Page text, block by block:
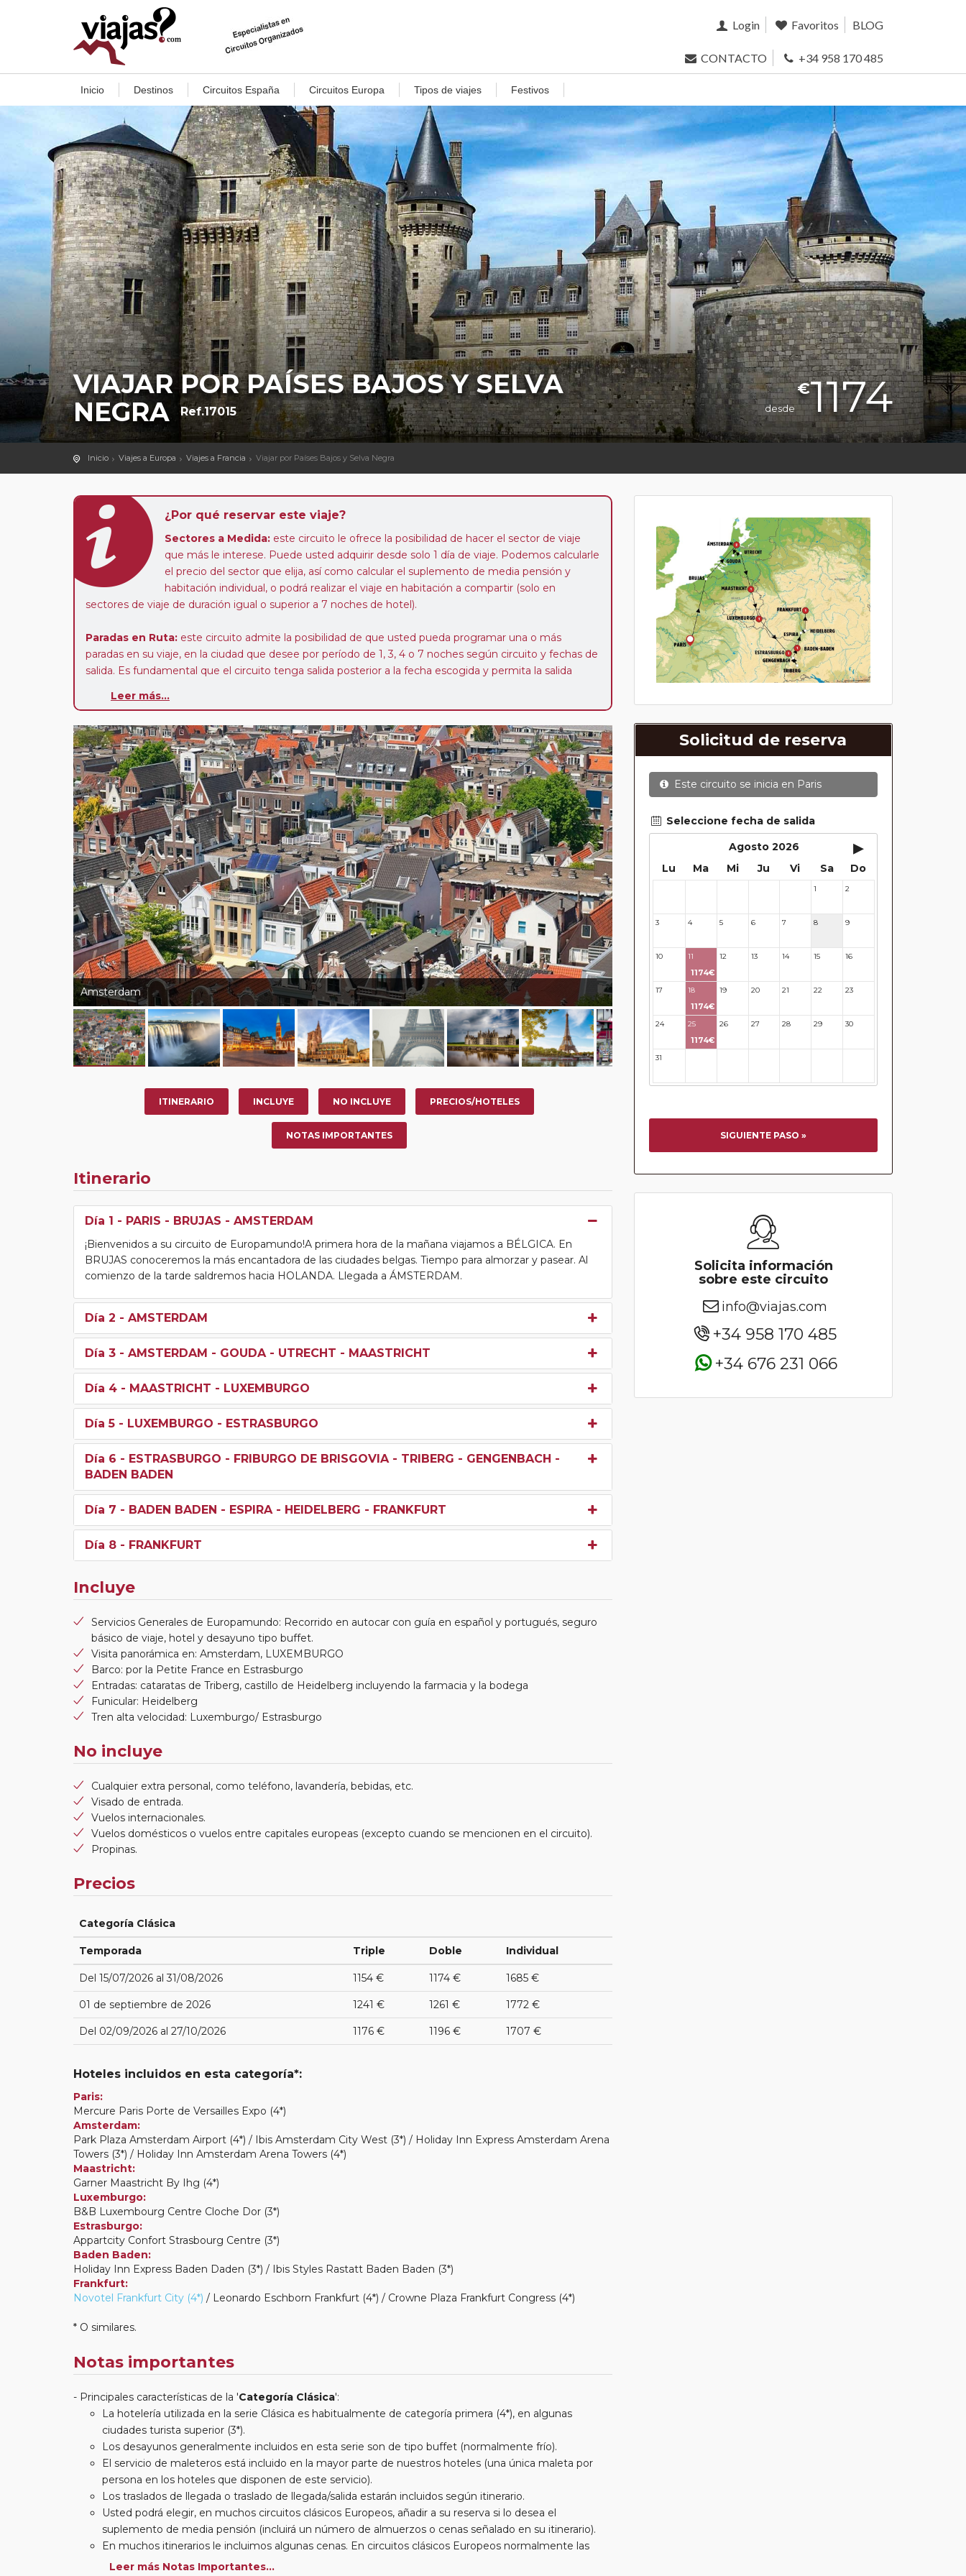
Login Favoritos BLOG
CONTACTO +34 958 170 485
Inicio Destinos Circuitos España Circuitos Europa Tipos de viajes Festivos
VIAJAR POR PAÍSES BAJOS Y SELVA
NEGRA
Ref.17015 desde
€1174
Inicio Viajes a Europa Viajes a Francia Viajar por Países Bajos y Selva Negra
¿Por qué reservar este viaje?
Sectores a Medida: este circuito le ofrece la posibilidad de hacer el sector de viaje
que más le interese. Puede usted adquirir desde solo 1 día de viaje. Podemos calcularle
el precio del sector que elija, así como calcular el suplemento de media pensión y
habitación individual, o podrá realizar el viaje en habitación a compartir (solo en
sectores de viaje de duración igual o superior a 7 noches de hotel).
Paradas en Ruta: este circuito admite la posibilidad de que usted pueda programar una o más
paradas en su viaje, en la ciudad que desee por período de 1, 3, 4 o 7 noches según circuito y fechas de
salida. Es fundamental que el circuito tenga salida posterior a la fecha escogida y permita la salida
realiza para tomar otro circuito del mismo proveedor no se abonará este suplemento.
Leer más...
Amsterdam
ITINERARIO INCLUYE NO INCLUYE PRECIOS/HOTELES
NOTAS IMPORTANTES
Itinerario
Día 1 - PARIS - BRUJAS - AMSTERDAM
¡Bienvenidos a su circuito de Europamundo!A primera hora de la mañana viajamos a BÉLGICA. En
BRUJAS conoceremos la más encantadora de las ciudades belgas. Tiempo para almorzar y pasear. Al
comienzo de la tarde saldremos hacia HOLANDA. Llegada a ÁMSTERDAM.
Día 2 - AMSTERDAM
Día 3 - AMSTERDAM - GOUDA - UTRECHT - MAASTRICHT
Día 4 - MAASTRICHT - LUXEMBURGO
Día 5 - LUXEMBURGO - ESTRASBURGO
Día 6 - ESTRASBURGO - FRIBURGO DE BRISGOVIA - TRIBERG - GENGENBACH -
BADEN BADEN
Día 7 - BADEN BADEN - ESPIRA - HEIDELBERG - FRANKFURT
Día 8 - FRANKFURT
Incluye
Servicios Generales de Europamundo: Recorrido en autocar con guía en español y portugués, seguro
básico de viaje, hotel y desayuno tipo buffet.
Visita panorámica en: Amsterdam, LUXEMBURGO
Barco: por la Petite France en Estrasburgo
Entradas: cataratas de Triberg, castillo de Heidelberg incluyendo la farmacia y la bodega
Funicular: Heidelberg
Tren alta velocidad: Luxemburgo/ Estrasburgo
No incluye
Cualquier extra personal, como teléfono, lavandería, bebidas, etc.
Visado de entrada.
Vuelos internacionales.
Vuelos domésticos o vuelos entre capitales europeas (excepto cuando se mencionen en el circuito).
Propinas.
Precios
Categoría Clásica
Temporada Triple Doble Individual
Del 15/07/2026 al 31/08/2026 1154 € 1174 € 1685 €
01 de septiembre de 2026 1241 € 1261 € 1772 €
Del 02/09/2026 al 27/10/2026 1176 € 1196 € 1707 €
Hoteles incluidos en esta categoría*:
Paris:
Mercure Paris Porte de Versailles Expo (4*)
Amsterdam:
Park Plaza Amsterdam Airport (4*) / Ibis Amsterdam City West (3*) / Holiday Inn Express Amsterdam Arena
Towers (3*) / Holiday Inn Amsterdam Arena Towers (4*)
Maastricht:
Garner Maastricht By Ihg (4*)
Luxemburgo:
B&B Luxembourg Centre Cloche Dor (3*)
Estrasburgo:
Appartcity Confort Strasbourg Centre (3*)
Baden Baden:
Holiday Inn Express Baden Daden (3*) / Ibis Styles Rastatt Baden Baden (3*)
Frankfurt:
Novotel Frankfurt City (4*) / Leonardo Eschborn Frankfurt (4*) / Crowne Plaza Frankfurt Congress (4*)
* O similares.
Notas importantes
Principales características de la 'Categoría Clásica':
La hotelería utilizada en la serie Clásica es habitualmente de categoría primera (4*), en algunas
ciudades turista superior (3*).
Los desayunos generalmente incluidos en esta serie son de tipo buffet (normalmente frío).
El servicio de maleteros está incluido en la mayor parte de nuestros hoteles (una única maleta por
persona en los hoteles que disponen de este servicio).
Los traslados de llegada o traslado de llegada/salida estarán incluidos según itinerario.
Usted podrá elegir, en muchos circuitos clásicos Europeos, añadir a su reserva si lo desea el
suplemento de media pensión (incluirá un número de almuerzos o cenas señalado en su itinerario).
En muchos itinerarios le incluimos algunas cenas. En circuitos clásicos Europeos normalmente las
entradas a museos y monumentos no se encuentran incluidas mientras que en viajes regionales y
Leer más Notas Importantes...
Solicitud de reserva
Este circuito se inicia en Paris
Seleccione fecha de salida
Agosto 2026
▸
Lu Ma Mi Ju Vi Sa Do
1 2
3 4 5 6 7 8 9
10 11
1174€
12 13 14 15 16
17 18
1174€
19 20 21 22 23
24 25
1174€
26 27 28 29 30
31
SIGUIENTE PASO »
Solicita información
sobre este circuito
info@viajas.com
+34 958 170 485
+34 676 231 066